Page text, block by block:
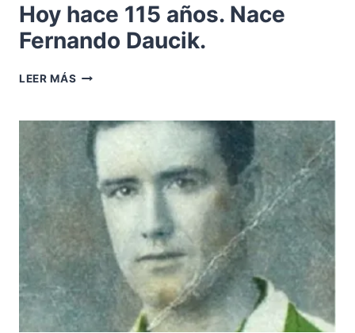
Hoy hace 115 años. Nace
Fernando Daucik.
LEER MÁS HOY
AÑOS.
NACE
FERNANDO
DAUCIK.